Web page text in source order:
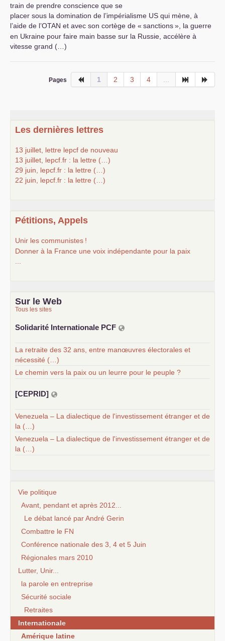
train de prendre conscience que se
placer sous la domination de l’impérialisme US qui mène, à
l’aide de l’OTAN et avec son cortège de « sanctions», la guerre
en Ukraine pour faire main basse sur la Russie, accélère à
vitesse grand (…)
Pages 1 2 3 4
Les dernières lettres
13 juillet, lettre lepcf de nouveau
13 juillet, lepcf.fr : la lettre (…)
29 juin, lepcf.fr : la lettre (…)
22 juin, lepcf.fr : la lettre (…)
Pétitions, Appels
Unir les communistes !
Donner à la France une voix indépendante pour la paix
Sur le Web
Tous les sites
Solidarité Internationale PCF
La retraite des 32 ans, entre manœuvres électorales et
nécessité (…)
Le chemin vers la paix ou un leurre pour le peuple ?
[CEPRID]
Venezuela – La dialectique de l'investissement étranger et de
la (…)
Venezuela – La dialectique de l'investissement étranger et de
la (…)
Vie politique
Avant, pendant et après 2012...
Le débat lancé par André Gerin
Combattre le FN
Conférence nationale des 3, 4 et 5 Juin
Régionales mars 2010
Lutter, Unir...
la parole en entreprise
Sécurité sociale
Retraites
Internationale
Amérique latine